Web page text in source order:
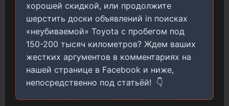
хорошей скидкой, или продолжите
шерстить доски объявлений in поисках
«неубиваемой» Toyota с пробегом под
150-200 тысяч километров? Ждем ваших
жестких аргументов в комментариях на
нашей странице в Facebook и ниже,
непосредственно под статьёй! 👇